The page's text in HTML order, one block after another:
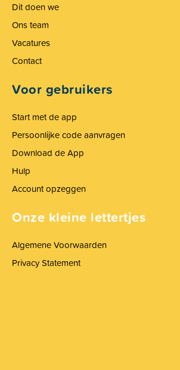
Dit doen we
Ons team
Vacatures
Contact
Voor gebruikers
Start met de app
Persoonlijke code aanvragen
Download de App
Hulp
Account opzeggen
Onze kleine lettertjes
Algemene Voorwaarden
Privacy Statement